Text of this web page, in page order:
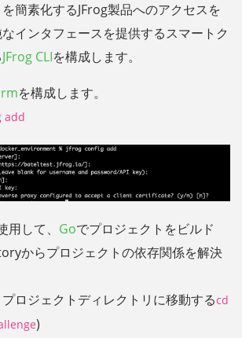
簡素化するJFrog製品へのアクセスを
インタフェースを提供するスマートク
JFrog CLIを構成します。
を構成します。
add
して、 Goでプロジェクトをビルド
からプロジェクトの依存関係を解決
ロジェクトディレクトリに移動するcd
)